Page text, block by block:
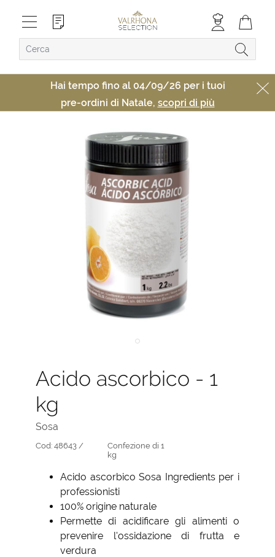
Hai tempo fino al 04/09/26 per i tuoi
pre-ordini di Natale, scopri di più
Acido ascorbico - 1
kg
Sosa
Cod: 48643 /
Confezione di 1
kg
Acido ascorbico Sosa Ingredients per i
professionisti
100% origine naturale
Permette di acidificare gli alimenti o
prevenire l'ossidazione di frutta e
verdura